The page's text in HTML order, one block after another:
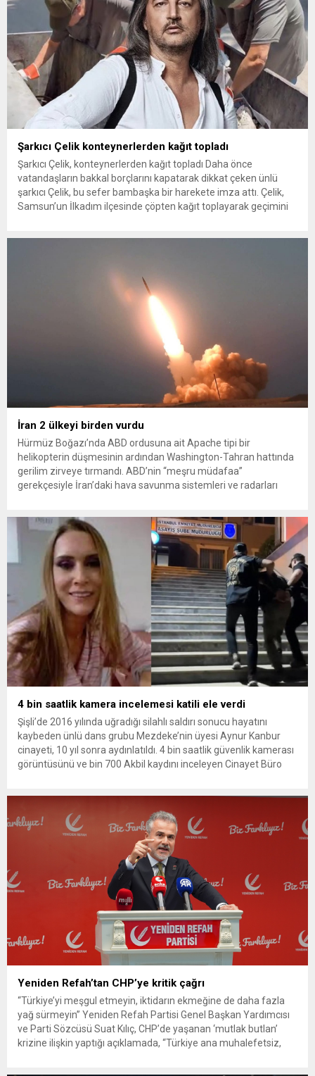
Şarkıcı Çelik konteynerlerden kağıt topladı
Şarkıcı Çelik, konteynerlerden kağıt topladı Daha önce
vatandaşların bakkal borçlarını kapatarak dikkat çeken ünlü
şarkıcı Çelik, bu sefer bambaşka bir harekete imza attı. Çelik,
Samsun’un İlkadım ilçesinde çöpten kağıt toplayarak geçimini
İran 2 ülkeyi birden vurdu
Hürmüz Boğazı’nda ABD ordusuna ait Apache tipi bir
helikopterin düşmesinin ardından Washington-Tahran hattında
gerilim zirveye tırmandı. ABD’nin “meşru müdafaa”
gerekçesiyle İran’daki hava savunma sistemleri ve radarları
yeni bir ABD saldırısına anında yanıt verileceğini duyurdu....
4 bin saatlik kamera incelemesi katili ele verdi
Şişli’de 2016 yılında uğradığı silahlı saldırı sonucu hayatını
kaybeden ünlü dans grubu Mezdeke’nin üyesi Aynur Kanbur
cinayeti, 10 yıl sonra aydınlatıldı. 4 bin saatlik güvenlik kamerası
görüntüsünü ve bin 700 Akbil kaydını inceleyen Cinayet Büro
Yeniden Refah’tan CHP’ye kritik çağrı
“Türkiye’yi meşgul etmeyin, iktidarın ekmeğine de daha fazla
yağ sürmeyin” Yeniden Refah Partisi Genel Başkan Yardımcısı
ve Parti Sözcüsü Suat Kılıç, CHP’de yaşanan ‘mutlak butlan’
krizine ilişkin yaptığı açıklamada, “Türkiye ana muhalefetsiz,